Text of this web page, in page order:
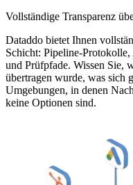
Vollständige Transparenz
Dataddo bietet Ihnen
Schicht: Pipeline-
und Prüfpfade. Wissen Sie,
übertragen wurde, was sich
Umgebungen, in denen
keine Optionen sind.